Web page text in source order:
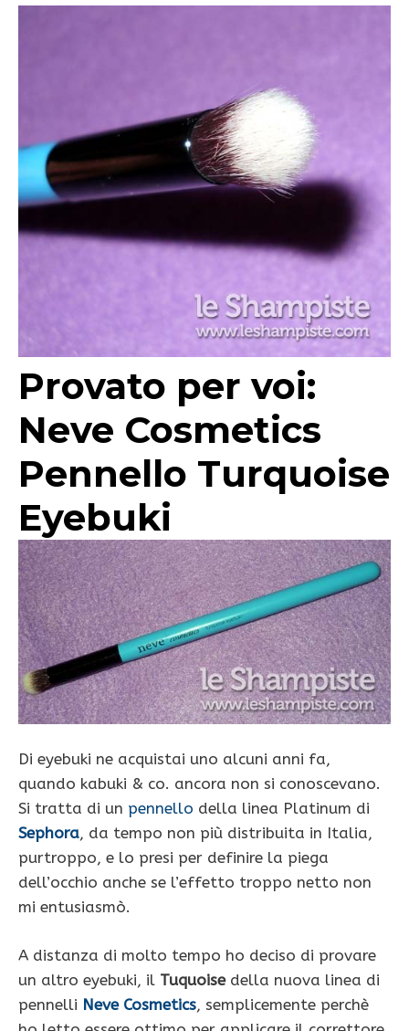
Provato per voi:
Neve Cosmetics
Pennello Turquoise
Eyebuki
Di eyebuki ne acquistai uno alcuni anni fa,
quando kabuki & co. ancora non si conoscevano.
Si tratta di un pennello della linea Platinum di
Sephora, da tempo non più distribuita in Italia,
purtroppo, e lo presi per definire la piega
dell’occhio anche se l’effetto troppo netto non
mi entusiasmò.
A distanza di molto tempo ho deciso di provare
un altro eyebuki, il Tuquoisedella nuova linea di
pennelli Neve Cosmetics, semplicemente perchè